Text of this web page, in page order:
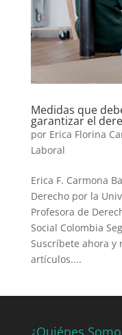
Medidas que
garantizar el
por Erica Florina
Laboral
Erica F. Carmona
Derecho por la
Profesora de
Social Colombia
Suscríbete ahora y
artículos....
¿Quiénes